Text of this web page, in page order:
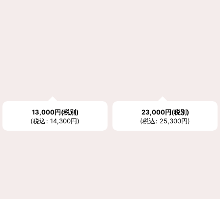
13,000円(税別)
(税込: 14,300円)
23,000円(税別)
(税込: 25,300円)